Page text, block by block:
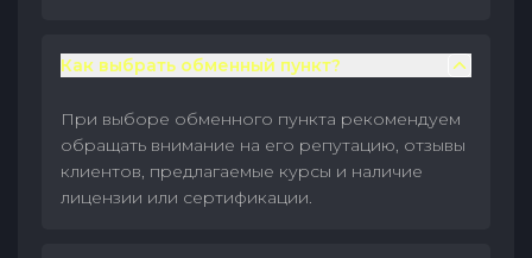
Как выбрать обменный пункт?
При выборе обменного пункта рекомендуем
обращать внимание на его репутацию, отзывы
клиентов, предлагаемые курсы и наличие
лицензии или сертификации.